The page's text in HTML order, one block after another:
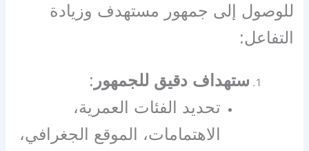
للوصول إلى جمهور مستهدف وزيادة
التفاعل:
ستهداف دقيق للجمهور :
تحديد الفئات العمرية،
الاهتمامات، الموقع الجغرافي،